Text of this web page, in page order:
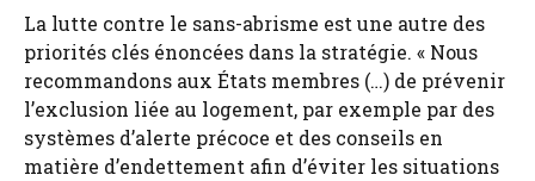
La lutte contre le sans-abrisme est une autre des
priorités clés énoncées dans la stratégie. « Nous
recommandons aux États membres (…) de prévenir
l’exclusion liée au logement, par exemple par des
systèmes d’alerte précoce et des conseils en
matière d’endettement afin d’éviter les situations